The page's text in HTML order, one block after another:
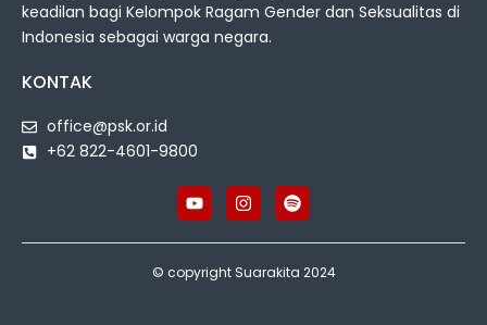
keadilan bagi Kelompok Ragam Gender dan Seksualitas di
Indonesia sebagai warga negara.
KONTAK
office@psk.or.id
+62 822-4601-9800
© copyright Suarakita 2024